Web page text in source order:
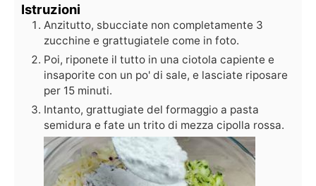
Istruzioni
Anzitutto, sbucciate non completamente 3
zucchine e grattugiatele come in foto.
Poi, riponete il tutto in una ciotola capiente e
insaporite con un po' di sale, e lasciate riposare
per 15 minuti.
Intanto, grattugiate del formaggio a pasta
semidura e fate un trito di mezza cipolla rossa.